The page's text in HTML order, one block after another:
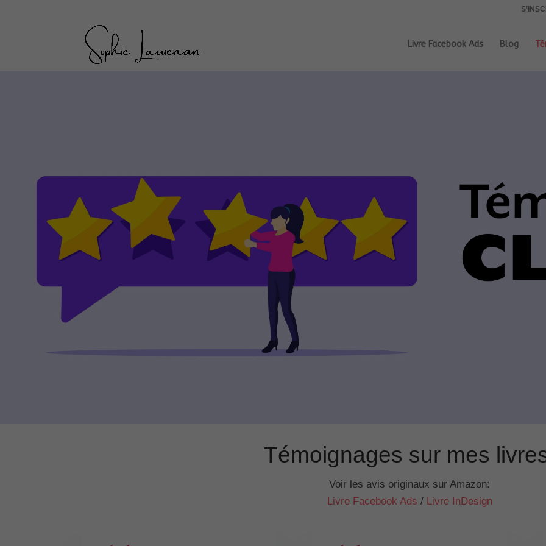
Livre Facebook Ads Blog
Témoignages sur mes
Voir les avis originaux sur Amazon:
Livre Facebook Ads / Livre InDesign